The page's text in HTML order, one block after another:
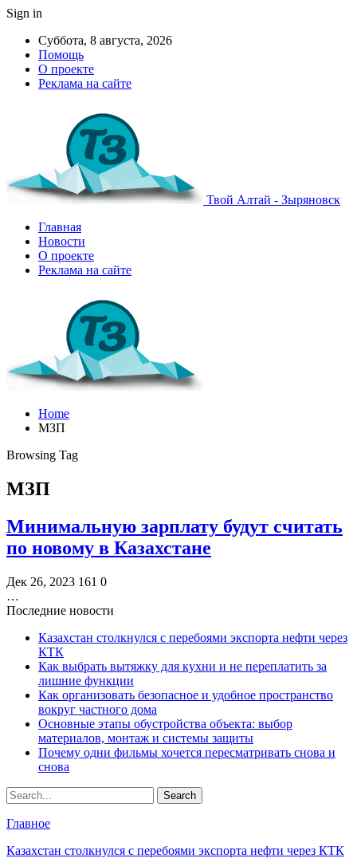
Sign in
Суббота, 8 августа, 2026
Помощь
О проекте
Реклама на сайте
Твой Алтай - Зыряновск
Главная
Новости
О проекте
Реклама на сайте
Home
МЗП
Browsing Tag
МЗП
Минимальную зарплату будут считать
по новому в Казахстане
Дек 26, 2023 161 0
…
Последние новости
Казахстан столкнулся с перебоями экспорта нефти через
КТК
Как выбрать вытяжку для кухни и не переплатить за
лишние функции
Как организовать безопасное и удобное пространство
вокруг частного дома
Основные этапы обустройства объекта: выбор
материалов, монтаж и системы защиты
Почему одни фильмы хочется пересматривать снова и
снова
Главное
Казахстан столкнулся с перебоями экспорта нефти через КТК